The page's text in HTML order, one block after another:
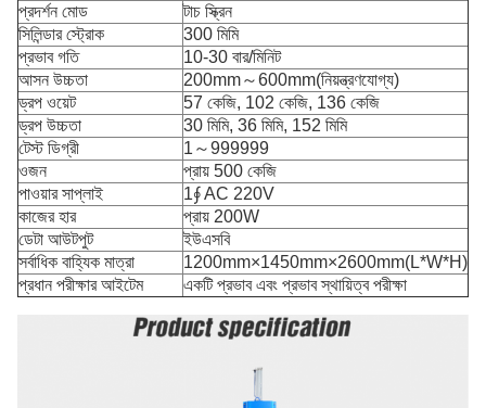
প্রদর্শন মোড
টাচ স্ক্রিন
সিলিন্ডার স্ট্রোক
300 মিমি
প্রভাব গতি
10-30 বার/মিনিট
আসন উচ্চতা
200mm～600mm(নিয়ন্ত্রণযোগ্য)
ড্রপ ওয়েট
57 কেজি, 102 কেজি, 136 কেজি
ড্রপ উচ্চতা
30 মিমি, 36 মিমি, 152 মিমি
টেস্ট ডিগ্রী
1～999999
ওজন
প্রায় 500 কেজি
পাওয়ার সাপ্লাই
1∮ AC 220V
কাজের হার
প্রায় 200W
ডেটা আউটপুট
ইউএসবি
সর্বাধিক বাহ্যিক মাত্রা
1200mm×1450mm×2600mm(L*W*H)
প্রধান পরীক্ষার আইটেম
একটি প্রভাব এবং প্রভাব স্থায়িত্ব পরীক্ষা